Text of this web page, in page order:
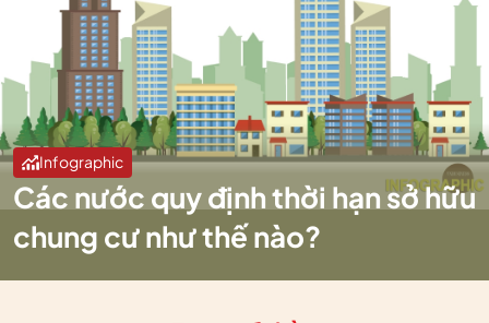
Infographic
Các nước quy định thời hạn sở hữu
chung cư như thế nào?